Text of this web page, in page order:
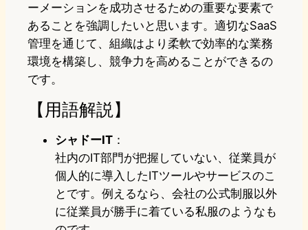
ーメーションを成功させるための重要な要素で
あることを強調したいと思います。適切なSaaS
管理を通じて、組織はより柔軟で効率的な業務
環境を構築し、競争力を高めることができるの
です。
【用語解説】
シャドーIT ：
社内のIT部門が把握していない、従業員が
個人的に導入したITツールやサービスのこ
とです。例えるなら、会社の公式制服以外
に従業員が勝手に着ている私服のようなも